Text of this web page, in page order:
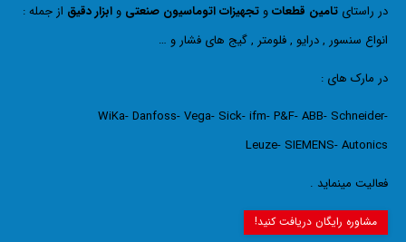
در راستای تامین قطعاتو تجهیزات اتوماسیون صنعتی و ابزار دقیق از جمله :
انواع سنسور , درایو , فلومتر , گیج های فشار و …
در مارک های :
WiKa- Danfoss- Vega- Sick- ifm- P&F- ABB- Schneider-
Leuze- SIEMENS- Autonics
فعالیت مینماید .
مشاوره رایگان دریافت کنید!